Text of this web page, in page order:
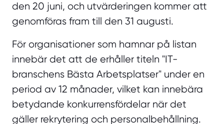
den 20 juni, och utvärderingen kommer att
genomföras fram till den 31 augusti.
För organisationer som hamnar på listan
innebär det att de erhåller titeln "IT-
branschens Bästa Arbetsplatser" under en
period av 12 månader, vilket kan innebära
betydande konkurrensfördelar när det
gäller rekrytering och personalbehållning.